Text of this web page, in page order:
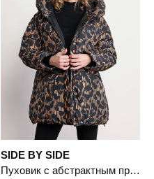
SIDE BY SIDE
Пуховик с абстрактным принтом коричневого цвета с капюшоном